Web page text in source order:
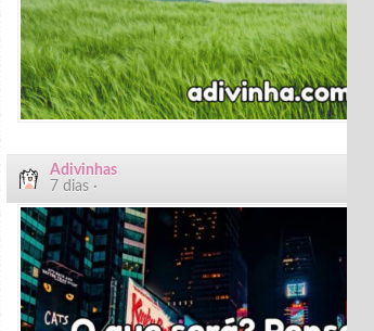
Adivinhas
7 dias ·